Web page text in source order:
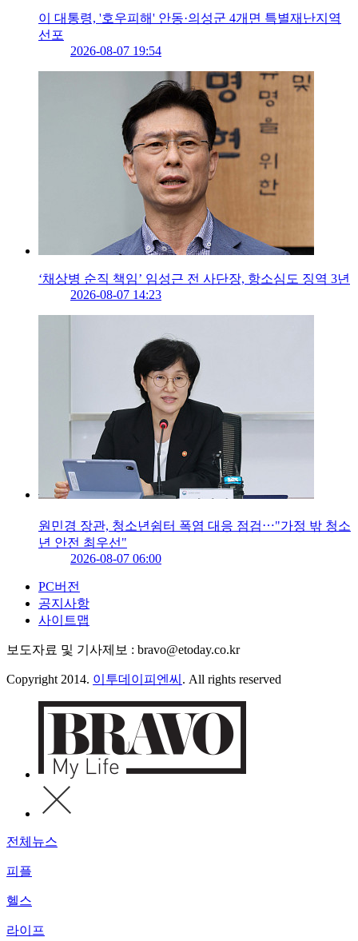
이 대통령, '호우피해' 안동·의성군 4개면 특별재난지역
선포
2026-08-07 19:54
‘채상병 순직 책임’ 임성근 전 사단장, 항소심도 징역 3년
2026-08-07 14:23
원민경 장관, 청소년쉼터 폭염 대응 점검⋯"가정 밖 청소
년 안전 최우선"
2026-08-07 06:00
PC버전
공지사항
사이트맵
보도자료 및 기사제보 : bravo@etoday.co.kr
Copyright 2014. 이투데이피엔씨 . All rights reserved
전체뉴스
피플
헬스
라이프